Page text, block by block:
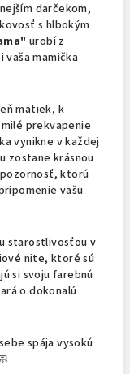
darčekom,
s hlbokým
urobí z
mamička
matiek, k
prekvapenie
vynikne v každej
zostane krásnou
ktorú
vašu
starostlivosťou v
nite, ktoré sú
si svoju farebnú
o dokonalú
spája vysokú